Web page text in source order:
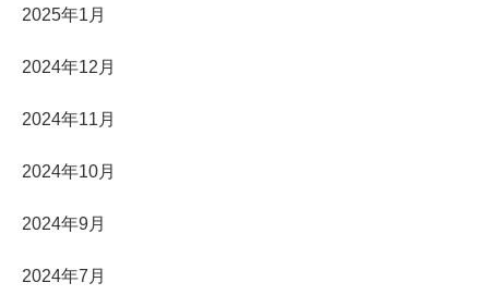
2025年1月
2024年12月
2024年11月
2024年10月
2024年9月
2024年7月